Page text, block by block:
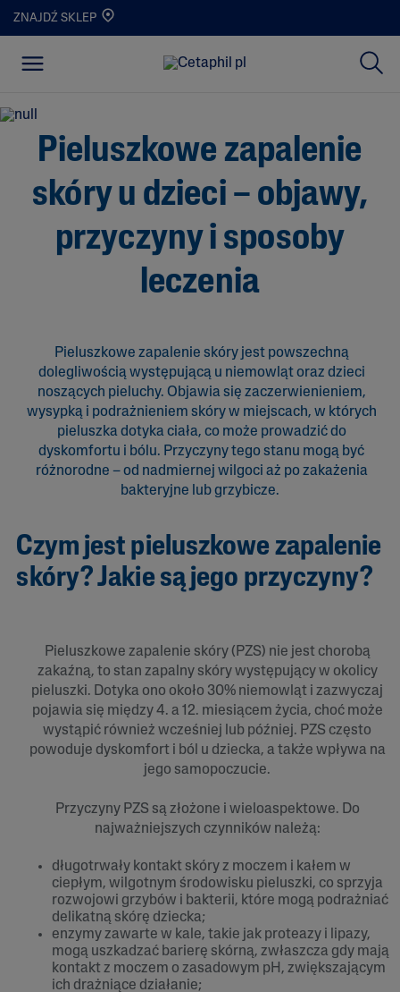
ZNAJDŹ SKLEP
Pieluszkowe zapalenie
skóry u dzieci – objawy,
przyczyny i sposoby
leczenia
Pieluszkowe zapalenie skóry jest powszechną
dolegliwością występującą u niemowląt oraz dzieci
noszących pieluchy. Objawia się zaczerwienieniem,
wysypką i podrażnieniem skóry w miejscach, w których
pieluszka dotyka ciała, co może prowadzić do
dyskomfortu i bólu. Przyczyny tego stanu mogą być
różnorodne – od nadmiernej wilgoci aż po zakażenia
bakteryjne lub grzybicze.
Czym jest pieluszkowe zapalenie
skóry? Jakie są jego przyczyny?
Pieluszkowe zapalenie skóry (PZS) nie jest chorobą
zakaźną, to stan zapalny skóry występujący w okolicy
pieluszki. Dotyka ono około 30% niemowląt i zazwyczaj
pojawia się między 4. a 12. miesiącem życia, choć może
wystąpić również wcześniej lub później. PZS często
powoduje dyskomfort i ból u dziecka, a także wpływa na
jego samopoczucie.
Przyczyny PZS są złożone i wieloaspektowe. Do
najważniejszych czynników należą:
długotrwały kontakt skóry z moczem i kałem w
ciepłym, wilgotnym środowisku pieluszki, co sprzyja
rozwojowi grzybów i bakterii, które mogą podrażniać
delikatną skórę dziecka;
enzymy zawarte w kale, takie jak proteazy i lipazy,
mogą uszkadzać barierę skórną, zwłaszcza gdy mają
kontakt z moczem o zasadowym pH, zwiększającym
ich drażniące działanie;